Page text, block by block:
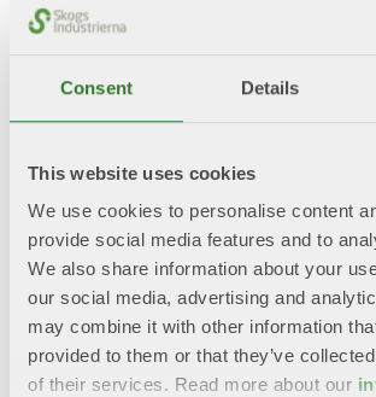
Consent Details
This website uses cookies
We use cookies to personalise content
provide social media features and to
We also share information about your
our social media, advertising and
may combine it with other information
provided to them or that they’ve
of their services. Read more about our
2025-12-19
innehåller satsningar som stärker
transportsystemet, t.ex. medel till
Läs mer
Dela med dig!
TwitterLinkedInFacebookMail